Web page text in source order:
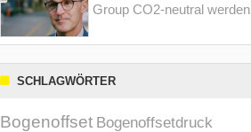
Group CO2-neutral werden
SCHLAGWÖRTER
Bogenoffset Bogenoffsetdruck